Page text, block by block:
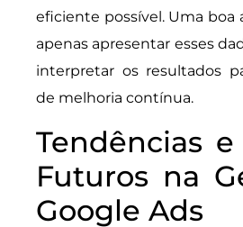
eficiente possível. Uma boa
apenas apresentar esses
interpretar os resultados
de melhoria contínua.
Tendências e
Futuros na
Google Ads